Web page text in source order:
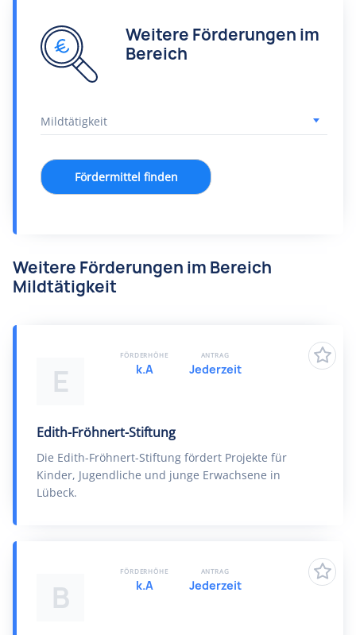
Weitere Förderungen im
Bereich
Fördermittel finden
Weitere Förderungen im Bereich
Mildtätigkeit
E
Edith-Fröhnert-Stiftung
Die Edith-Fröhnert-Stiftung fördert Projekte für
Kinder, Jugendliche und junge Erwachsene in
Lübeck.
FÖRDERHÖHE
k.A
ANTRAG
Jederzeit
B
FÖRDERHÖHE
k.A
ANTRAG
Jederzeit